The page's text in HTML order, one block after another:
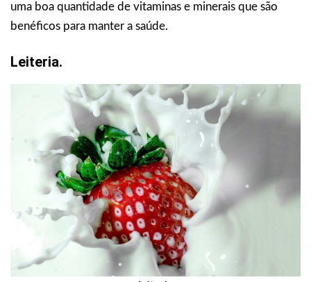
uma boa quantidade de vitaminas e minerais que são
benéficos para manter a saúde.
Leiteria.